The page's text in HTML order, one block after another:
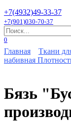
+7(4932)49-33-37
+7(901)030-70-37
Search
for:
0
Главная Ткани
набивная
Бязь